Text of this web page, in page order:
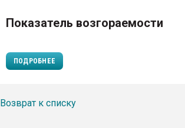
Показатель возгораемости
ПОДРОБНЕЕ
Возврат к списку